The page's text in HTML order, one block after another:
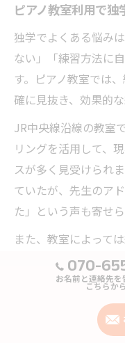
ピアノ教室利用で独
独学でよくある悩み
ない」「練習方法に
す。ピアノ教室では
確に見抜き、効果的
JR中央線沿線の教室
リングを活用して、
スが多く見受けられ
ていたが、先生のア
た」という声も寄せら
また、教室によって
進捗確認など、継続
れにより、初心者で
る環境が整うのです。
070-
お名前と連絡先を
こちらか